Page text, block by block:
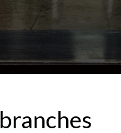
branches